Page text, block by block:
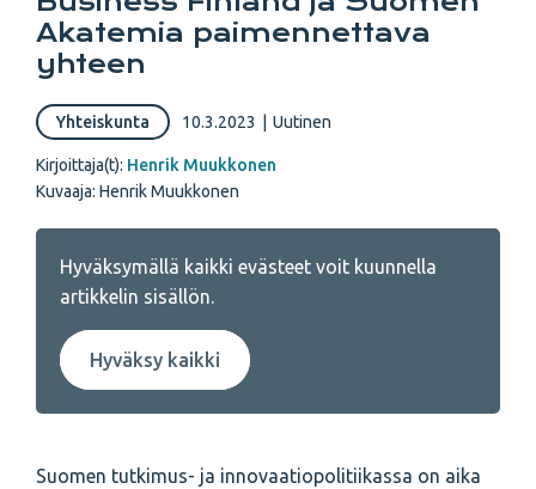
Akatemia paimennettava
yhteen
Yhteiskunta 10.3.2023 Uutinen
Kirjoittaja(t): Henrik Muukkonen
Kuvaaja: Henrik Muukkonen
Hyväksymällä kaikki evästeet voit kuunnella
artikkelin sisällön.
Hyväksy kaikki
Suomen tutkimus- ja innovaatiopolitiikassa on aika